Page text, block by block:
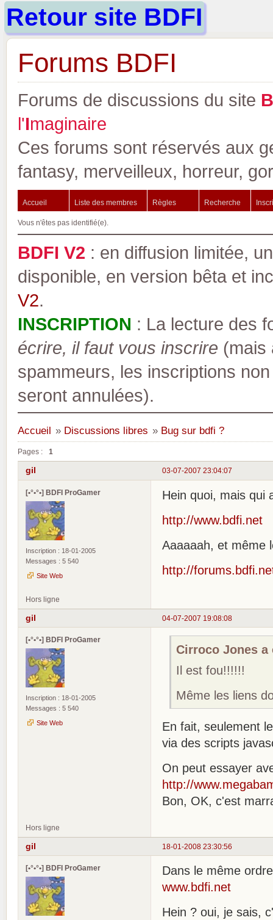
Retour site BDFI
Forums BDFI
Forums de discussions du site B
l'Imaginaire
Ces forums sont réservés aux
fantasy, merveilleux, horreur,
Accueil Liste des membres Règles Recherche
Vous n'êtes pas identifié(e).
BDFI V2 : en diffusion limitée,
disponible, en version bêta et
V2.
INSCRIPTION : La lecture des
écrire, il faut vous inscrire (mais
spammeurs, les inscriptions
seront annulées).
Accueil » Discussions libres » Bug sur bdfi ?
Pages : 1
03-07-2007 23:04:07
gil
[•°•°•] BDFI ProGamer
Inscription : 18-01-2005
Messages : 5 540
Site Web
Hein quoi, mais qui
http://www.bdfi.net
Aaaaaah, et même
http://
Hors ligne
04-07-2007 19:08:08
gil
[•°•°•] BDFI ProGamer
Inscription : 18-01-2005
Messages : 5 540
Site Web
Cirroco Jones a
Il est fou!!!!!!
Même les liens
En fait, seulement
via des scripts
On peut essayer
http://
Bon, OK, c'est
Hors ligne
18-01-2008 23:30:56
gil
[•°•°•] BDFI ProGamer
Dans le même
www.bdfi.net
Hein ? oui, je sais,